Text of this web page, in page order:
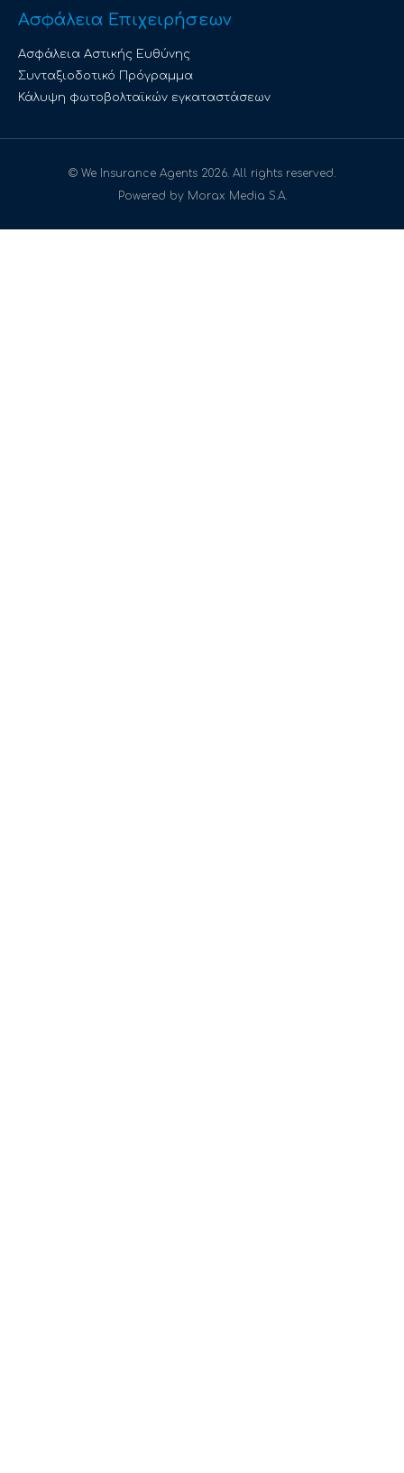
Ασφάλεια Επιχειρήσεων
Ασφάλεια Αστικής Ευθύνης
Συνταξιοδοτικό Πρόγραμμα
Κάλυψη φωτοβολταϊκών εγκαταστάσεων
© We Insurance Agents 2026. All rights reserved.
Powered by Morax Media S.A.